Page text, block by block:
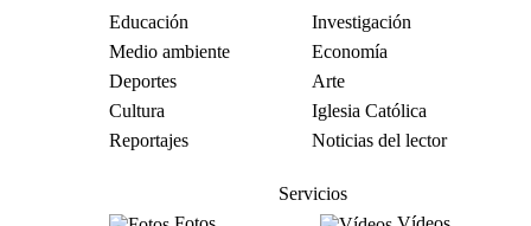
Educación
Investigación
Medio ambiente
Economía
Deportes
Arte
Cultura
Iglesia Católica
Reportajes
Noticias del lector
Servicios